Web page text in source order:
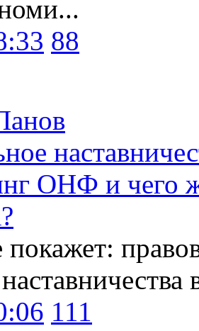
88
ОНФ и чего
111